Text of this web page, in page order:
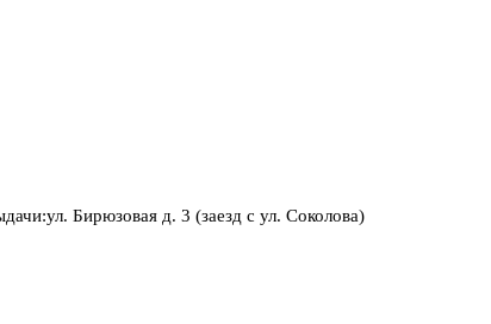
Бирюзовая д. 3 (заезд с ул. Соколова)